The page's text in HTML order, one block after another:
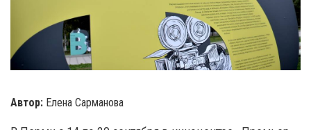
Автор: Елена Сарманова